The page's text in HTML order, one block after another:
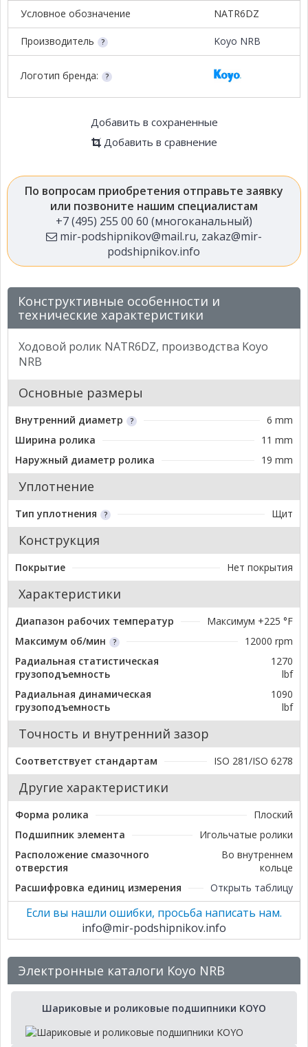
Условное обозначение NATR6DZ
Производитель Koyo NRB
Логотип бренда:
Добавить в сохраненные
Добавить в сравнение
По вопросам приобретения отправьте заявку
или позвоните нашим специалистам
+7 (495) 255 00 60 (многоканальный)
mir-podshipnikov@mail.ru, zakaz@mir-
podshipnikov.info
Конструктивные особенности и
технические характеристики
Ходовой ролик NATR6DZ, производства Koyo
NRB
Основные размеры
Внутренний диаметр
6 mm
Ширина ролика
11 mm
Наружный диаметр ролика
19 mm
Уплотнение
Тип уплотнения Щит
Конструкция
Покрытие Нет покрытия
Характеристики
Диапазон рабочих температур
Максимум +225 °F
Максимум об/мин
12000 rpm
Радиальная статистическая
грузоподъемность
1270
lbf
Радиальная динамическая
грузоподъемность
1090
lbf
Точность и внутренний зазор
Соответствует стандартам ISO 281/ISO 6278
Другие характеристики
Форма ролика
Плоский
Подшипник элемента
Игольчатые ролики
Расположение смазочного
отверстия
Во внутреннем
кольце
Расшифровка единиц измерения
Открыть таблицу
Если вы нашли ошибки, просьба написать нам.
info@mir-podshipnikov.info
Электронные каталоги Koyo NRB
Шариковые и роликовые подшипники KOYO